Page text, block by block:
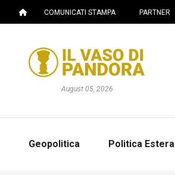
COMUNICATI STAMPA PARTNER
August 05, 2026
Geopolitica Politica Estera